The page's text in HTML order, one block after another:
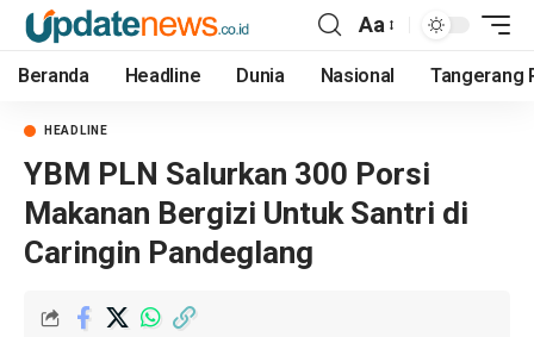
Aa
Beranda Headline Dunia Nasional Tangerang
HEADLINE
YBM PLN Salurkan 300 Porsi
Makanan Bergizi Untuk Santri di
Caringin Pandeglang